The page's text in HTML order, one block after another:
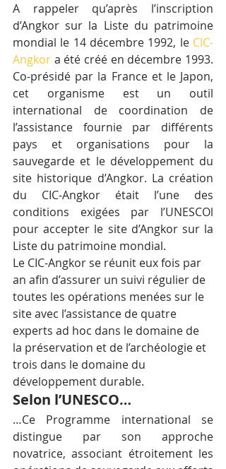
A rappeler qu’après l’inscription
d’Angkor sur la Liste du patrimoine
mondial le 14 décembre 1992, le CIC-
Angkor a été créé en décembre 1993.
Co-présidé par la France et le Japon,
cet organisme est un outil
international de coordination de
l’assistance fournie par différents
pays et organisations pour la
sauvegarde et le développement du
site historique d’Angkor. La création
du CIC-Angkor était l’une des
conditions exigées par l’UNESCOl
pour accepter le site d’Angkor sur la
Liste du patrimoine mondial.
Le CIC-Angkor se réunit eux fois par
an afin d’assurer un suivi régulier de
toutes les opérations menées sur le
site avec l’assistance de quatre
experts ad hoc dans le domaine de
la préservation et de l’archéologie et
trois dans le domaine du
développement durable.
Selon l’UNESCO…
…Ce Programme international se
distingue par son approche
novatrice, associant étroitement les